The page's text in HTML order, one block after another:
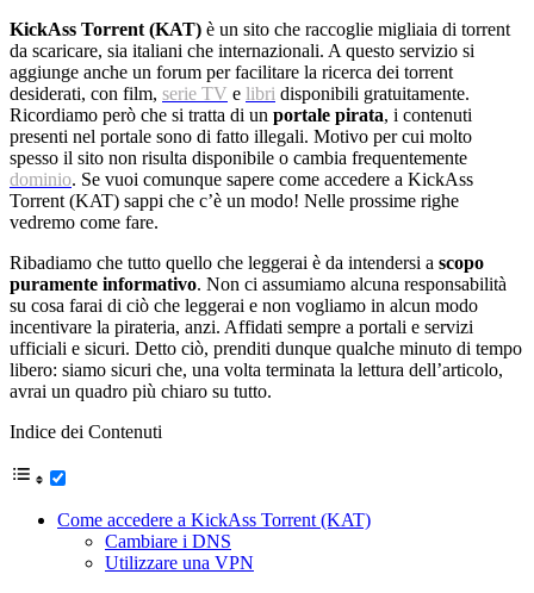
KickAss Torrent (KAT) è un sito che raccoglie migliaia di torrent
da scaricare, sia italiani che internazionali. A questo servizio si
aggiunge anche un forum per facilitare la ricerca dei torrent
desiderati, con film, serie TV e libri disponibili gratuitamente.
Ricordiamo però che si tratta di un portale pirata, i contenuti
presenti nel portale sono di fatto illegali. Motivo per cui molto
spesso il sito non risulta disponibile o cambia frequentemente
dominio. Se vuoi comunque sapere come accedere a KickAss
Torrent (KAT) sappi che c’è un modo! Nelle prossime righe
vedremo come fare.
Ribadiamo che tutto quello che leggerai è da intendersi a scopo
puramente informativo. Non ci assumiamo alcuna responsabilità
su cosa farai di ciò che leggerai e non vogliamo in alcun modo
incentivare la pirateria, anzi. Affidati sempre a portali e servizi
ufficiali e sicuri. Detto ciò, prenditi dunque qualche minuto di tempo
libero: siamo sicuri che, una volta terminata la lettura dell’articolo,
avrai un quadro più chiaro su tutto.
Indice dei Contenuti
Come accedere a KickAss Torrent (KAT)
Cambiare i DNS
Utilizzare una VPN